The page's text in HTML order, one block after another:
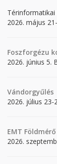
Térinformatikai
2026. május
Foszforgézu
2026. június 5.
Vándorgyűlés
2026. július 23-
EMT
2026.